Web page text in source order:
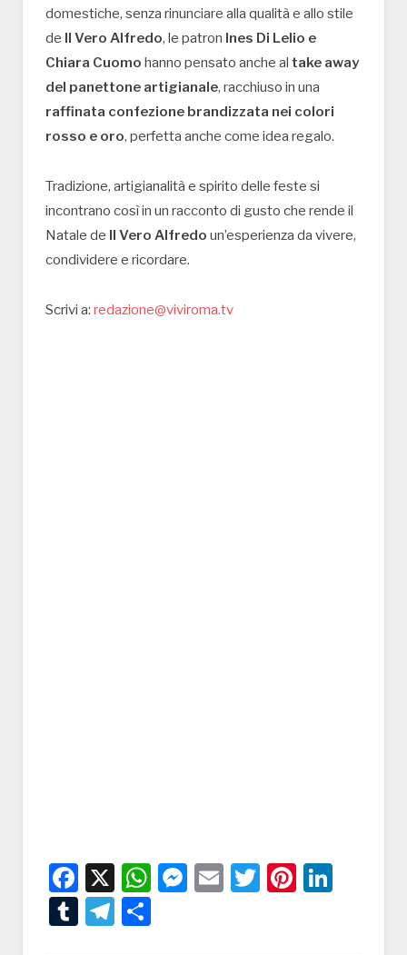
domestiche, senza rinunciare alla qualità e allo stile
de Il Vero Alfredo, le patron Ines Di Lelio e
Chiara Cuomo hanno pensato anche al take away
del panettone artigianale, racchiuso in una
raffinata confezione brandizzata nei colori
rosso e oro, perfetta anche come idea regalo.
Tradizione, artigianalità e spirito delle feste si
incontrano così in un racconto di gusto che rende il
Natale de Il Vero Alfredo un’esperienza da vivere,
condividere e ricordare.
Scrivi a: redazione@viviroma.tv
Facebook
X WhatsApp
Messenger
EmailTwitter
TumblrTelegram